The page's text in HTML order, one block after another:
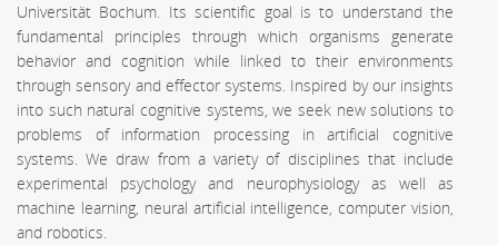
Universität Bochum. Its scientific goal is to understand the
fundamental principles through which organisms generate
behavior and cognition while linked to their environments
through sensory and effector systems. Inspired by our insights
into such natural cognitive systems, we seek new solutions to
problems of information processing in artificial cognitive
systems. We draw from a variety of disciplines that include
experimental psychology and neurophysiology as well as
machine learning, neural artificial intelligence, computer vision,
and robotics.